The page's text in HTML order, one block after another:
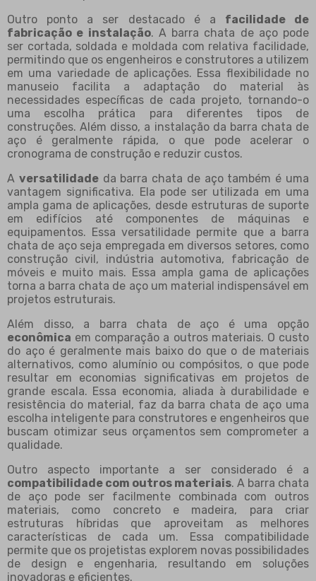
Outro ponto a ser destacado é a facilidade de
fabricação e instalação. A barra chata de aço pode
ser cortada, soldada e moldada com relativa facilidade,
permitindo que os engenheiros e construtores a utilizem
em uma variedade de aplicações. Essa flexibilidade no
manuseio facilita a adaptação do material às
necessidades específicas de cada projeto, tornando-o
uma escolha prática para diferentes tipos de
construções. Além disso, a instalação da barra chata de
aço é geralmente rápida, o que pode acelerar o
cronograma de construção e reduzir custos.
A versatilidadeda barra chata de aço também é uma
vantagem significativa. Ela pode ser utilizada em uma
ampla gama de aplicações, desde estruturas de suporte
em edifícios até componentes de máquinas e
equipamentos. Essa versatilidade permite que a barra
chata de aço seja empregada em diversos setores, como
construção civil, indústria automotiva, fabricação de
móveis e muito mais. Essa ampla gama de aplicações
torna a barra chata de aço um material indispensável em
projetos estruturais.
Além disso, a barra chata de aço é uma opção
econômica em comparação a outros materiais. O custo
do aço é geralmente mais baixo do que o de materiais
alternativos, como alumínio ou compósitos, o que pode
resultar em economias significativas em projetos de
grande escala. Essa economia, aliada à durabilidade e
resistência do material, faz da barra chata de aço uma
escolha inteligente para construtores e engenheiros que
buscam otimizar seus orçamentos sem comprometer a
qualidade.
Outro aspecto importante a ser considerado é a
compatibilidade com outros materiais. A barra chata
de aço pode ser facilmente combinada com outros
materiais, como concreto e madeira, para criar
estruturas híbridas que aproveitam as melhores
características de cada um. Essa compatibilidade
permite que os projetistas explorem novas possibilidades
de design e engenharia, resultando em soluções
inovadoras e eficientes.